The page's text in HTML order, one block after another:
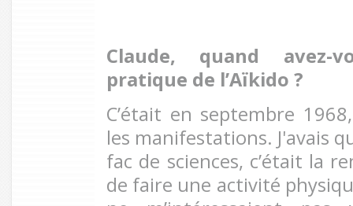
Claude, quand avez-
pratique de l’Aïkido ?
C’était en septembre
les manifestations. J'avais
fac de sciences, c’était la
de faire une activité